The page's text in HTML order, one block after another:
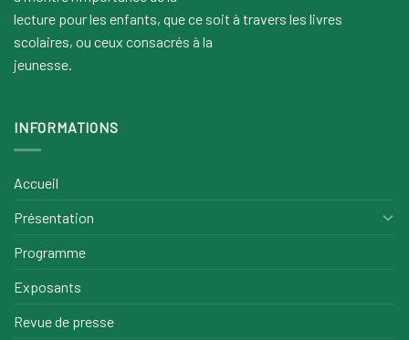
lecture pour les enfants, que ce soit à travers les livres
scolaires, ou ceux consacrés à la
jeunesse.
INFORMATIONS
Accueil
Présentation
Programme
Exposants
Revue de presse